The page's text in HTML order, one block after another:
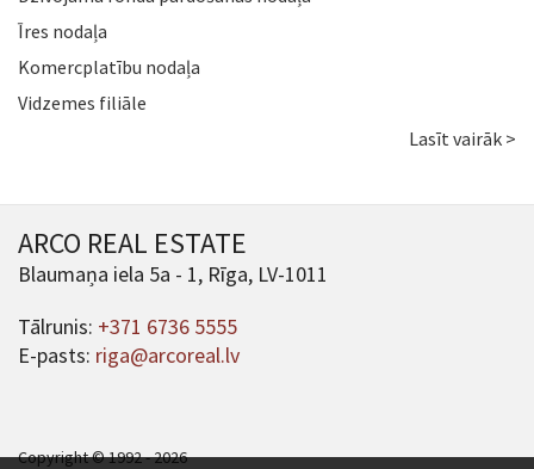
Īres nodaļa
Komercplatību nodaļa
Vidzemes filiāle
Lasīt vairāk >
ARCO REAL ESTATE
Blaumaņa iela 5a - 1, Rīga, LV-1011
Tālrunis: +371 6736 5555
E-pasts: riga@arcoreal.lv
Copyright © 1992 - 2026